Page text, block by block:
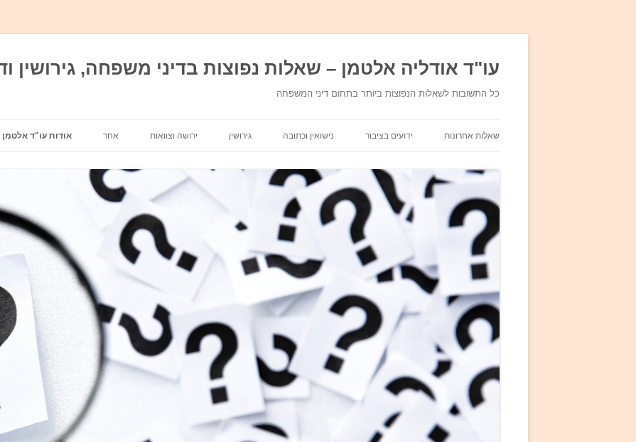
עו"ד אודליה אלטמן – שאלות נפוצות בדיני משפחה, גירושין
כל התשובות לשאלות הנפוצות ביותר בתחום דיני המשפחה
שאלות אחרונות ידועים בציבור נישואין וכתובה גירושין
חלוקת רכוש
בית דין רבני
עוד בנושא גירושין
ירושה וצוואות אחר
אפוטרופסות וכשרות
מתנות בדיני משפחה
אודות עו"ד אלטמן